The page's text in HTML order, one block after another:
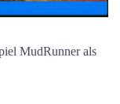
MudRunner als